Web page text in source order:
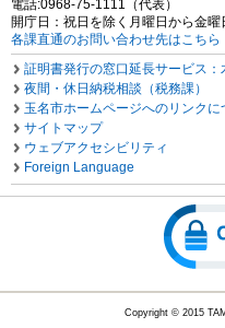
電話:0968-75-1111（代表）
開庁日：祝日を除く月曜日から金
各課直通のお問い合わせ先はこちら
証明書発行の窓口延長サービス：
夜間・休日納税相談（税務課）
玉名市ホームページへのリンクに
サイトマップ
ウェブアクセシビリティ
Foreign Language
Copyright © 2015